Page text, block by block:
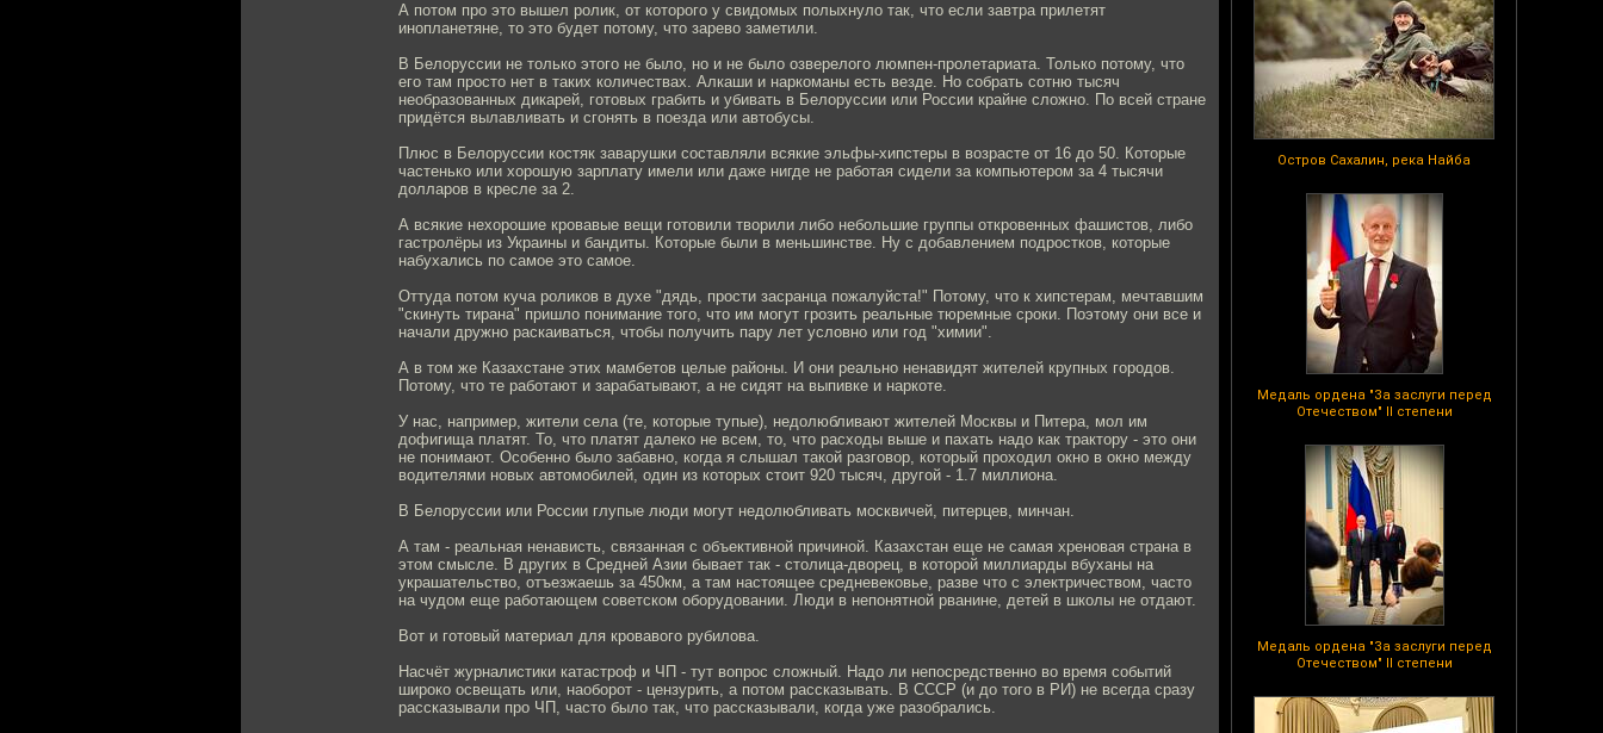
Остров Сахалин, река Найба
Медаль ордена "За заслуги перед
Отечеством" II степени
Медаль ордена "За заслуги перед
Отечеством" II степени
А потом про это вышел ролик, от которого у свидомых полыхнуло так, что если завтра прилетят
инопланетяне, то это будет потому, что зарево заметили.
В Белоруссии не только этого не было, но и не было озверелого люмпен-пролетариата. Только потому, что
его там просто нет в таких количествах. Алкаши и наркоманы есть везде. Но собрать сотню тысяч
необразованных дикарей, готовых грабить и убивать в Белоруссии или России крайне сложно. По всей стране
придётся вылавливать и сгонять в поезда или автобусы.
Плюс в Белоруссии костяк заварушки составляли всякие эльфы-хипстеры в возрасте от 16 до 50. Которые
частенько или хорошую зарплату имели или даже нигде не работая сидели за компьютером за 4 тысячи
долларов в кресле за 2.
А всякие нехорошие кровавые вещи готовили творили либо небольшие группы откровенных фашистов, либо
гастролёры из Украины и бандиты. Которые были в меньшинстве. Ну с добавлением подростков, которые
набухались по самое это самое.
Оттуда потом куча роликов в духе "дядь, прости засранца пожалуйста!" Потому, что к хипстерам, мечтавшим
"скинуть тирана" пришло понимание того, что им могут грозить реальные тюремные сроки. Поэтому они все и
начали дружно раскаиваться, чтобы получить пару лет условно или год "химии".
А в том же Казахстане этих мамбетов целые районы. И они реально ненавидят жителей крупных городов.
Потому, что те работают и зарабатывают, а не сидят на выпивке и наркоте.
У нас, например, жители села (те, которые тупые), недолюбливают жителей Москвы и Питера, мол им
дофигища платят. То, что платят далеко не всем, то, что расходы выше и пахать надо как трактору - это они
не понимают. Особенно было забавно, когда я слышал такой разговор, который проходил окно в окно между
водителями новых автомобилей, один из которых стоит 920 тысяч, другой - 1.7 миллиона.
В Белоруссии или России глупые люди могут недолюбливать москвичей, питерцев, минчан.
А там - реальная ненависть, связанная с объективной причиной. Казахстан еще не самая хреновая страна в
этом смысле. В других в Средней Азии бывает так - столица-дворец, в которой миллиарды вбуханы на
украшательство, отъезжаешь за 450км, а там настоящее средневековье, разве что с электричеством, часто
на чудом еще работающем советском оборудовании. Люди в непонятной рванине, детей в школы не отдают.
Вот и готовый материал для кровавого рубилова.
Насчёт журналистики катастроф и ЧП - тут вопрос сложный. Надо ли непосредственно во время событий
широко освещать или, наоборот - цензурить, а потом рассказывать. В СССР (и до того в РИ) не всегда сразу
рассказывали про ЧП, часто было так, что рассказывали, когда уже разобрались.